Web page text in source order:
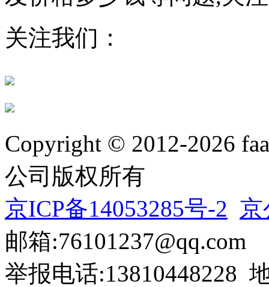
关注我们：
Copyright © 2012-2026
公司版权所有
京ICP备14053285号-2 京
邮箱:76101237@qq.com
举报电话:13810448228